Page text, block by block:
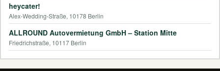
heycater!
Alex-Wedding-Straße, 10178 Berlin
ALLROUND Autovermietung GmbH – Station Mitte
Friedrichstraße, 10117 Berlin